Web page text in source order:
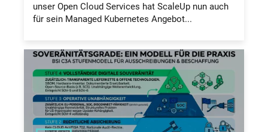
unser Open Cloud Services hat ScaleUp nun auch
für sein Managed Kubernetes Angebot...